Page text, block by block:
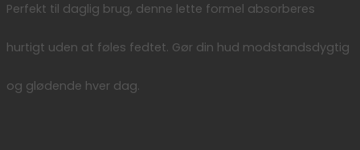
Perfekt til daglig brug, denne lette formel absorberes
hurtigt uden at føles fedtet. Gør din hud modstandsdygtig
og glødende hver dag.